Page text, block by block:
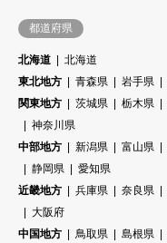
都道府県
北海道
北海道
東北地方
青森県 岩手県
関東地方
茨城県 栃木県
神奈川県
中部地方
新潟県 富山県
静岡県
愛知県
近畿地方
兵庫県 奈良県
大阪府
中国地方
鳥取県 島根県